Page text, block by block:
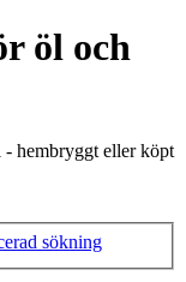
öl och
hembryggt eller köpt
sökning